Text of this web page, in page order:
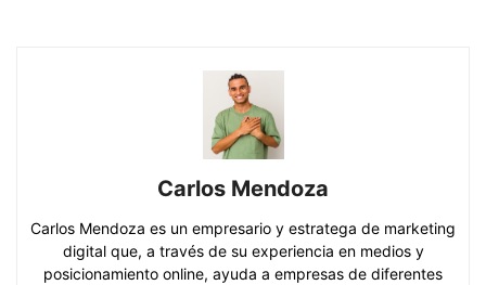
Carlos Mendoza
Carlos Mendoza es un empresario y estratega de marketing
digital que, a través de su experiencia en medios y
posicionamiento online, ayuda a empresas de diferentes